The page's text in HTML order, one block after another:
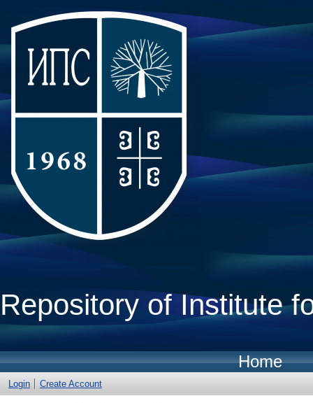
Repository of Institute
Home
Login Create Account